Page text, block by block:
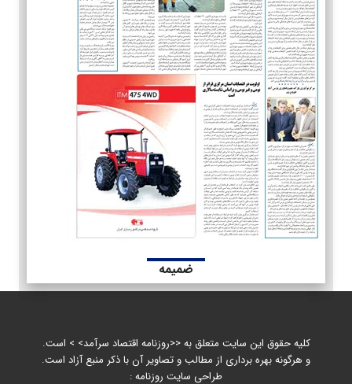
ضمیمه
کلیه حقوق این سایت متعلق به <<روزنامه اقتصاد سرآمد> > است.
و هرگونه بهره برداری از مطالب و تصاویر آن با ذکر منبع آزاد است.
طراحی سایت روزنامه :